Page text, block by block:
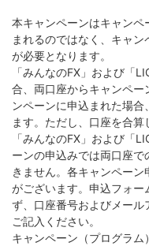
本キャンペーンはキャン
まれるのではなく、キャ
が必要となります。
「みんなのFX」および「
合、両口座からキャンペー
ンペーンに申込まれた場
ます。ただし、口座を合算
「みんなのFX」および「
ーンの申込みでは両口座
きません。各キャンペー
がございます。申込フォ
ず、口座番号およびメー
ご記入ください。
キャンペーン（プログラ